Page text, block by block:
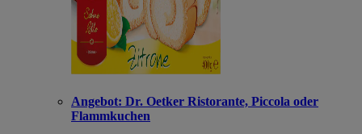
Angebot: Dr. Oetker Ristorante, Piccola oder
Flammkuchen